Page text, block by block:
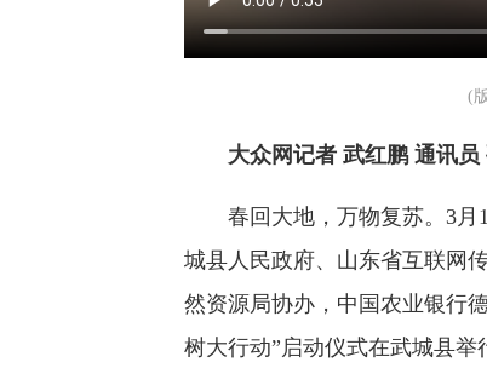
(
大众网记者 武红鹏 通讯
春回大地，万物复苏。3月
城县人民政府、山东省互联网
然资源局协办，中国农业银行
树大行动”启动仪式在武城县举